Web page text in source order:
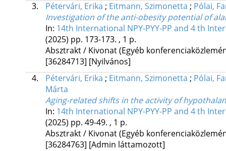
3.
Pétervári, Erika ; Eitmann, Szimonetta ; Pólai,
Investigation of the anti-obesity potential of
In: 14th International NPY-PYY-PP and 4 th
(2025) pp. 173-173. , 1 p.
Absztrakt / Kivonat (Egyéb
[36284713] [Nyilvános]
4.
Pétervári, Erika ; Eitmann, Szimonetta ; Pólai,
Márta
Aging-related shifts in the activity of
In: 14th International NPY-PYY-PP and 4 th
(2025) pp. 49-49. , 1 p.
Absztrakt / Kivonat (Egyéb
[36284763] [Admin láttamozott]